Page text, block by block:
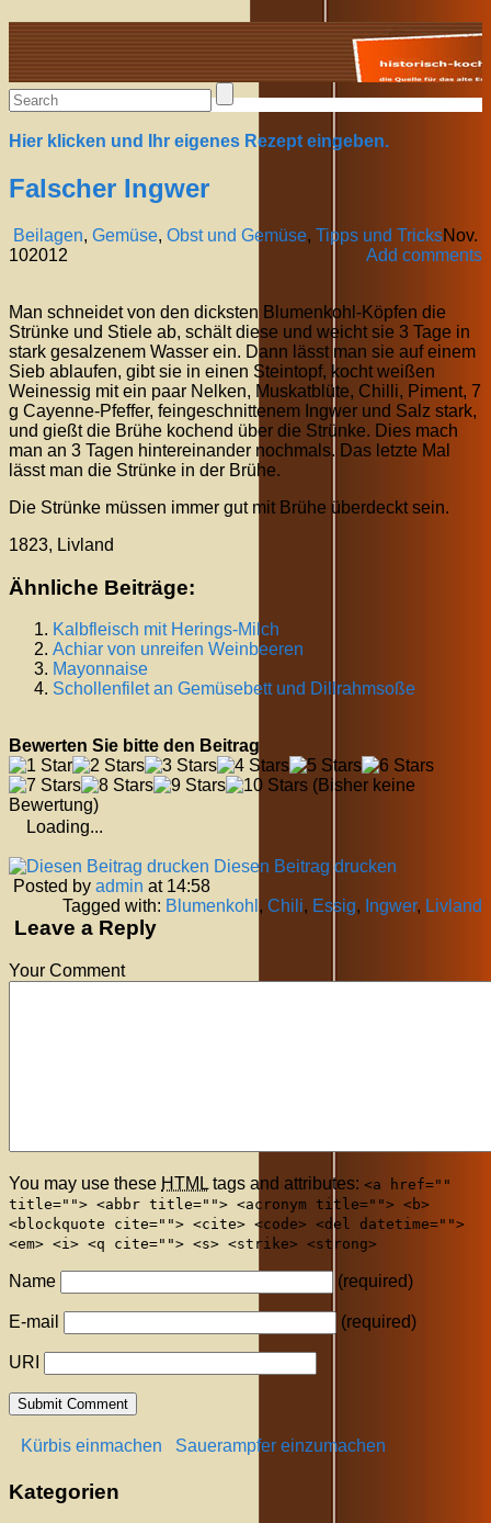
Alte Rezepte online
Hier klicken und Ihr eigenes Rezept eingeben.
Falscher Ingwer
Beilagen, Gemüse, Obst und Gemüse, Tipps und Tricks
Add comments
Nov.
102012
Man schneidet von den dicksten Blumenkohl-Köpfen die
Strünke und Stiele ab, schält diese und weicht sie 3 Tage in
stark gesalzenem Wasser ein. Dann lässt man sie auf einem
Sieb ablaufen, gibt sie in einen Steintopf, kocht weißen
Weinessig mit ein paar Nelken, Muskatblüte, Chilli, Piment, 7
g Cayenne-Pfeffer, feingeschnittenem Ingwer und Salz stark,
und gießt die Brühe kochend über die Strünke. Dies mach
man an 3 Tagen hintereinander nochmals. Das letzte Mal
lässt man die Strünke in der Brühe.
Die Strünke müssen immer gut mit Brühe überdeckt sein.
1823, Livland
Ähnliche Beiträge:
Kalbfleisch mit Herings-Milch
Achiar von unreifen Weinbeeren
Mayonnaise
Schollenfilet an Gemüsebett und Dillrahmsoße
Bewerten Sie bitte den Beitrag
(Bisher keine
Bewertung)
Loading...
Diesen Beitrag drucken
Posted by admin at 14:58
Tagged with: Blumenkohl , Chili, Essig, Ingwer, Livland
Leave a Reply
Your Comment
You may use these HTML tags and attributes: <a href=""
title=""> <abbr title=""> <acronym title=""> <b>
<blockquote cite=""> <cite> <code> <del datetime="">
<em> <i> <q cite=""> <s> <strike> <strong>
Name (required)
E-mail (required)
URI
Kürbis einmachen Sauerampfer einzumachen
Kategorien